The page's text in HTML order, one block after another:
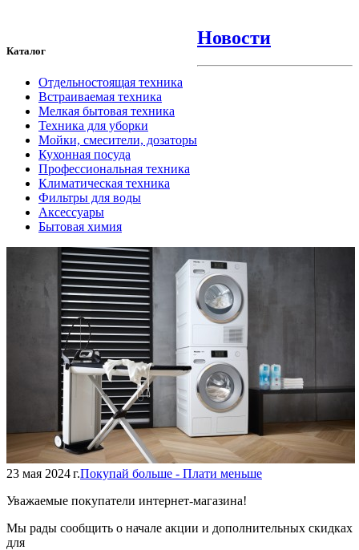
Каталог
Отдельностоящая техника
Встраиваемая техника
Мелкая бытовая техника
Техника для уборки
Мойки, смесители, дозаторы
Кухонная посуда
Профессиональная техника
Климатическая техника
Фильтры для воды
Аксессуары
Бытовая химия
Новости
23 мая 2024 г.Покупай больше - Плати меньше
Уважаемые покупатели интернет-магазина!
Мы рады сообщить о начале акции и дополнительных скидках
для